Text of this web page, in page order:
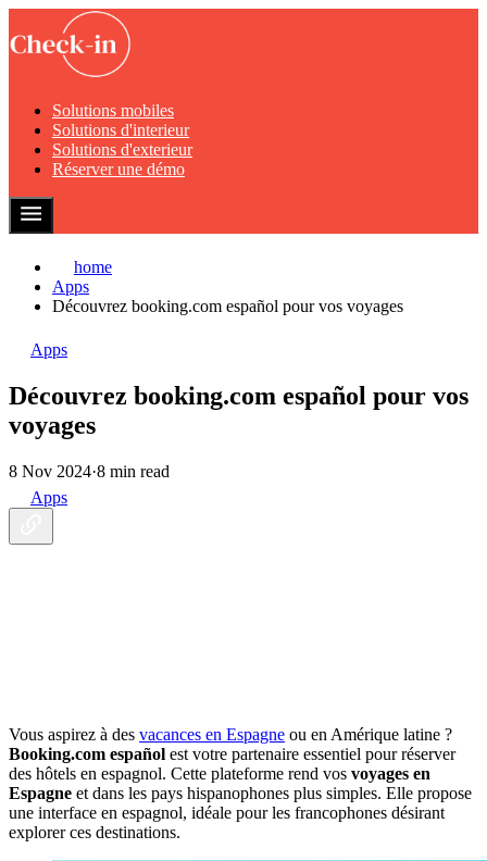
Solutions mobiles
Solutions d'interieur
Solutions d'exterieur
Réserver une démo
home
Apps
Découvrez booking.com español pour vos voyages
Apps
Découvrez booking.com español pour vos
voyages
8 Nov 2024·8 min read
Apps
Vous aspirez à des vacances en Espagne ou en Amérique latine ?
Booking.com español est votre partenaire essentiel pour réserver
des hôtels en espagnol. Cette plateforme rend vos voyages en
Espagne et dans les pays hispanophones plus simples. Elle propose
une interface en espagnol, idéale pour les francophones désirant
explorer ces destinations.